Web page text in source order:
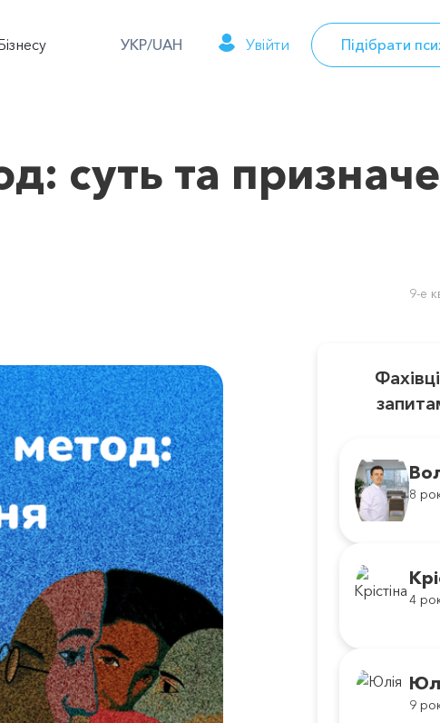
УКР/UAH Увійти Підібрати
суть та
9-е
8
4
9